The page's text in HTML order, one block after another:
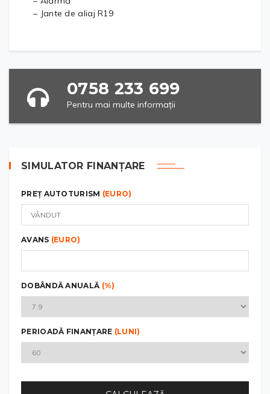
– Jante de aliaj R19
0758 233 699
Pentru mai multe informații
SIMULATOR FINANȚARE
PREȚ AUTOTURISM (EURO)
AVANS (EURO)
DOBÂNDĂ ANUALĂ (%)
PERIOADĂ FINANȚARE (LUNI)